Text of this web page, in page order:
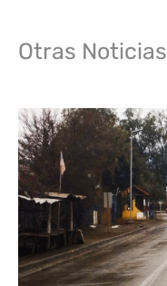
Otras Noticias